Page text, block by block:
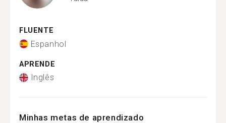
FLUENTE
Espanhol
APRENDE
Inglês
Minhas metas de aprendizado